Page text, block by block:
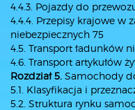
4.4.3. Pojazdy do
4.4.4. Przepisy krajowe w
niebezpiecznych 75
4.5. Transport ładunków
4.6. Transport artykułów
Rozdział 5. Samochody
5.1. Klasyfikacja i
5.2. Struktura rynku